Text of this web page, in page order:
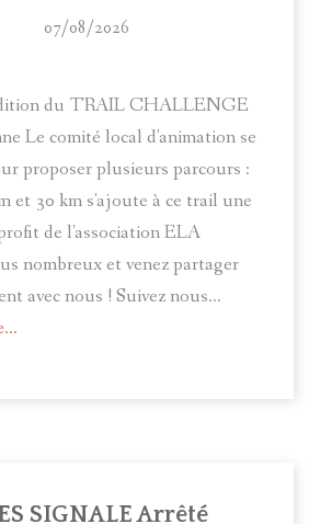
07/08/2026
du TRAIL CHALLENGE
Le comité local d'animation se
proposer plusieurs parcours :
et 30 km s'ajoute à ce trail une
de l'association ELA
nombreux et venez partager
avec nous ! Suivez nous...
SIGNALE Arrêté